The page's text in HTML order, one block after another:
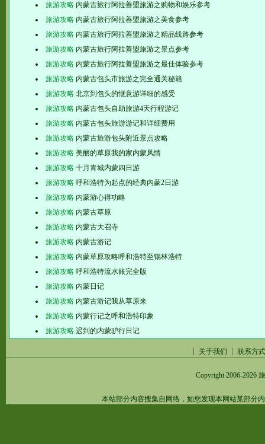
旅游攻略 内蒙古旅行阿拉善盟旅游之购物和娱乐参考
旅游攻略 内蒙古旅行阿拉善盟旅游之美食参考
旅游攻略 内蒙古旅行阿拉善盟旅游之精品线路参考
旅游攻略 内蒙古旅行阿拉善盟旅游之景点参考
旅游攻略 内蒙古旅行阿拉善盟旅游之最佳体验参考
旅游攻略 内蒙古包头市旅游之完全通关秘籍
旅游攻略 北京到包头的惬意游详细的感受
旅游攻略 内蒙古包头自助旅游4天行程游记
旅游攻略 内蒙古包头旅游游记和详细费用
旅游攻略 内蒙古旅游包头附近景点攻略
旅游攻略 美丽的草原我的家内蒙风情
旅游攻略 十月青城内蒙四日游
旅游攻略 呼和浩特为起点的经典内蒙2日游
旅游攻略 内蒙游心得功略
旅游攻略 内蒙古草原
旅游攻略 内蒙古大召寺
旅游攻略 内蒙古游记
旅游攻略 内蒙草原攻略呼和浩特至锡林浩特
旅游攻略 呼和浩特流水账完全版
旅游攻略 内蒙日记
旅游攻略 内蒙古游记我从草原来
旅游攻略 内蒙行记之呼和浩特印象
旅游攻略 迟到的内蒙驴行日记
关于我们 联系方式
Copyright 2006-2026
本站部分内容搜集自网络，如您发现本网站某部分